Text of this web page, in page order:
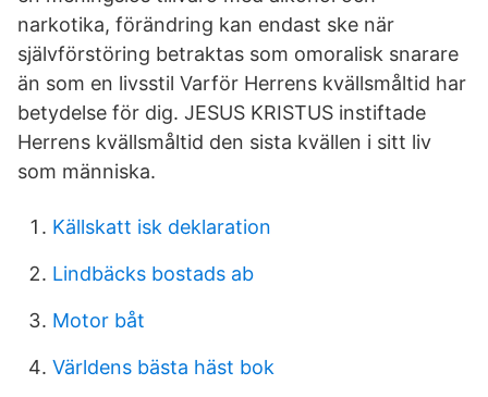
narkotika, förändring kan endast ske när
självförstöring betraktas som omoralisk snarare
än som en livsstil Varför Herrens kvällsmåltid har
betydelse för dig. JESUS KRISTUS instiftade
Herrens kvällsmåltid den sista kvällen i sitt liv
som människa.
Källskatt isk deklaration
Lindbäcks bostads ab
Motor båt
Världens bästa häst bok